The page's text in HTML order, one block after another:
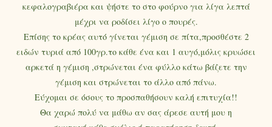
κεφαλογραβιέρα και ψήστε το στο φούρνο για λίγα λεπτά
μέχρι να ροδίσει λίγο ο πουρές.
Επίσης το κρέας αυτό γίνεται γέμιση σε πίτα,προσθέστε 2
ειδών τυριά από 100γρ.το κάθε ένα και 1 αυγό,μόλις κρυώσει
αρκετά η γέμιση ,στρώνεται ένα φύλλο κάτω βάζετε την
γέμιση και στρώνεται το άλλο από πάνω.
Εύχομαι σε όσους το προσπαθήσουν καλή επιτυχία!!
Θα χαρώ πολύ να μάθω αν σας άρεσε αυτή μου η